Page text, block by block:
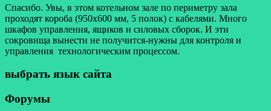
Спасибо. Увы, в этом котельном зале по периметру зала
проходят короба (950х600 мм, 5 полок) с кабелями. Много
шкафов управления, ящиков и силовых сборок. И эти
сокровища вынести не получится-нужны для контроля и
управления технологическим процессом.
выбрать язык сайта
Форумы